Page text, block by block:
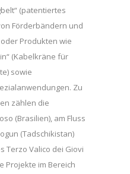
(patentiertes
Förderbändern und
Produkten wie
(Kabelkräne für
sowie
Zu
zählen die
(Brasilien), am Fluss
(Tadschikistan)
Terzo Valico dei Giovi
Projekte im Bereich